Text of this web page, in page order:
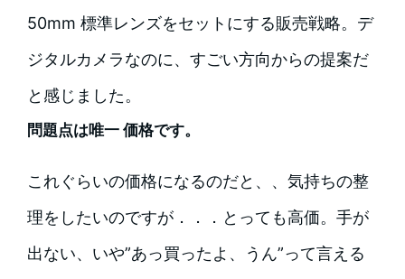
50mm 標準レンズをセットにする販売戦略。デ
ジタルカメラなのに、すごい方向からの提案だ
と感じました。
問題点は唯一 価格です。
これぐらいの価格になるのだと、、気持ちの整
理をしたいのですが．．．とっても高価。手が
出ない、いや”あっ買ったよ、うん”って言える